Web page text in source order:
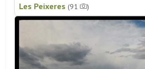
Les Peixeres (91 )